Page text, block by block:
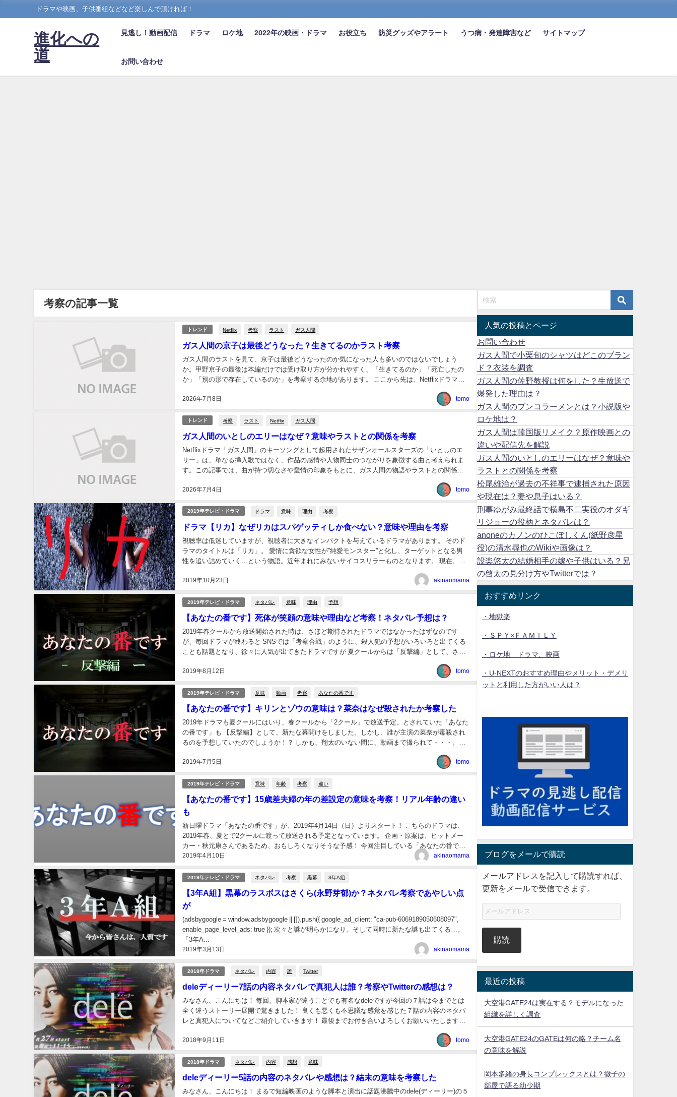
ドラマや映画、子供番組などなど楽しんで頂ければ！
進化への
道
見逃し！動画配信 ドラマ ロケ地 2022年の映画・ドラマ お役立ち 防災グッズやアラート うつ病・発達障害など サイトマップ
お問い合わせ
考察の記事一覧
トレンド Netflix 考察 ラスト ガス人間
ガス人間の京子は最後どうなった？生きてるのかラスト考察
2026年7月8日
ガス人間のラストを見て、京子は最後どうなったのか気になった人も多いのではないでしょう
か。甲野京子の最後は本編だけでは受け取り方が分かれやすく、「生きてるのか」「死亡したの
か」「別の形で存在しているのか」を考察する余地があります。 ここから先は、Netflixドラマ
tomo
トレンド 考察 ラスト Netflix ガス人間
ガス人間のいとしのエリーはなぜ？意味やラストとの関係を考察
2026年7月4日
Netflixドラマ「ガス人間」のキーソングとして起用されたサザンオールスターズの「いとしのエ
リー」は、単なる挿入歌ではなく、作品の感情や人物同士のつながりを象徴する曲と考えられま
す。この記事では、曲が持つ切なさや愛情の印象をもとに、ガス人間の物語やラストとの関係を
tomo
2019年テレビ・ドラマ ドラマ 意味 理由 考察
ドラマ【リカ】なぜリカはスパゲッティしか食べない？意味や理由を考察
2019年10月23日
視聴率は低迷していますが、視聴者に大きなインパクトを与えているドラマがあります。 そのド
ラマのタイトルは「リカ」。 愛情に貪欲な女性が”純愛モンスター”と化し、ターゲットとなる男
性を追い詰めていく…という物語。近年まれにみないサイコスリラーものとなります。 現在、第3
akinaomama
2019年テレビ・ドラマ ネタバレ 意味 理由 予想
【あなたの番です】死体が笑顔の意味や理由など考察！ネタバレ予想は？
2019年8月12日
2019年春クールから放送開始された時は、さほど期待されたドラマではなかったはずなのです
が、毎回ドラマが終わると SNSでは「考察合戦」のように、殺人犯の予想がいろいろと出てくる
ことも話題となり、徐々に人気が出てきたドラマですが 夏クールからは「反撃編」として、さら
tomo
2019年テレビ・ドラマ 意味 動画 考察 あなたの番です
【あなたの番です】キリンとゾウの意味は？菜奈はなぜ殺されたか考察した
2019年7月5日
2019年ドラマも夏クールにはいり、春クールから「2クール」で放送予定。とされていた「あなた
の番です」も 【反撃編】として、新たな幕開けをしました。しかし、誰が主演の菜奈が毒殺され
るのを予想していたのでしょうか！？ しかも、翔太のいない間に、動画まで撮られて・・・。泣
tomo
2019年テレビ・ドラマ 意味 年齢 考察 違い
【あなたの番です】15歳差夫婦の年の差設定の意味を考察！リアル年齢の違い
も
2019年4月10日
新日曜ドラマ「あなたの番です」が、2019年4月14日（日）よりスタート！ こちらのドラマは、
2019年春、夏とで2クールに渡って放送される予定となっています。 企画・原案は、ヒットメー
カー・秋元康さんであるため、おもしろくなりそうな予感！ 今回注目している「あなたの番で
す」は、原田知世さん×田中圭さんが主演を務...
akinaomama
2019年テレビ・ドラマ ネタバレ 考察 黒幕 3年A組
【3年A組】黒幕のラスボスはさくら(永野芽郁)か？ネタバレ考察であやしい点
が
2019年3月13日
(adsbygoogle = window.adsbygoogle || []).push({ google_ad_client: "ca-pub-6069189050608097",
enable_page_level_ads: true }); 次々と謎が明らかになり、そして同時に新たな謎も出てくる…。
「3年A...
akinaomama
2018年ドラマ ネタバレ 内容 誰 Twitter
deleディーリー7話の内容ネタバレで真犯人は誰？考察やTwitterの感想は？
2018年9月11日
みなさん、こんにちは！ 毎回、脚本家が違うことでも有名なdeleですが今回の７話は今までとは
全く違うストーリー展開で驚きました！ 良くも悪くも不思議な感覚を感じた７話の内容のネタバ
レと真犯人についてなどご紹介していきます！ 最後までお付き合いよろしくお願いいたします！
tomo
2018年ドラマ ネタバレ 内容 感想 意味
deleディーリー5話の内容のネタバレや感想は？結末の意味を考察した
みなさん、こんにちは！ まるで短編映画のような脚本と演出に話題沸騰中のdele(ディーリー)の５
人気の投稿とページ
お問い合わせ
ガス人間で小栗旬のシャツはどこのブラン
ド？衣装を調査
ガス人間の佐野教授は何をした？生放送で
爆発した理由は？
ガス人間のブンコラーメンとは？小説版や
ロケ地は？
ガス人間は韓国版リメイク？原作映画との
違いや配信先を解説
ガス人間のいとしのエリーはなぜ？意味や
ラストとの関係を考察
松尾雄治が過去の不祥事で逮捕された原因
や現在は？妻や息子はいる？
刑事ゆがみ最終話で横島不二実役のオダギ
リジョーの役柄とネタバレは？
anoneのカノンのひこぼしくん(紙野彦星
役)の清水尋也のWikiや画像は？
設楽悠太の結婚相手の嫁や子供はいる？兄
の啓太の見分け方やTwitterでは？
おすすめリンク
・地獄楽
・ＳＰＹ×ＦＡＭＩＬＹ
・ロケ地 ドラマ、映画
・U-NEXTのおすすめ理由やメリット・デメリ
ットと利用した方がいい人は？
ブログをメールで購読
メールアドレスを記入して購読すれば、
更新をメールで受信できます。
購読
最近の投稿
大空港GATE24は実在する？モデルになった
組織を詳しく調査
大空港GATE24のGATEは何の略？チーム名
の意味を解説
岡本多緒の身長コンプレックスとは？徹子の
部屋で語る幼少期